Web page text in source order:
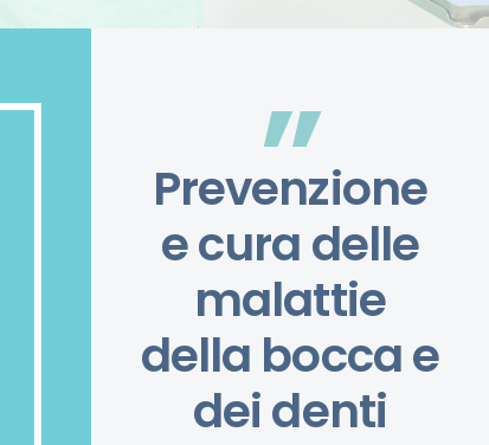
”
Prevenzione
e cura delle
malattie
della bocca e
dei denti